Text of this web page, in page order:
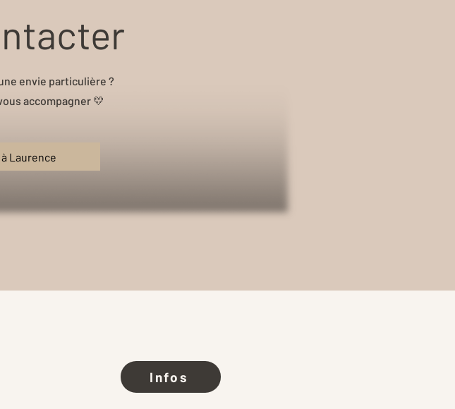
envie particulière ?
accompagner 💛
Laurence
Infos